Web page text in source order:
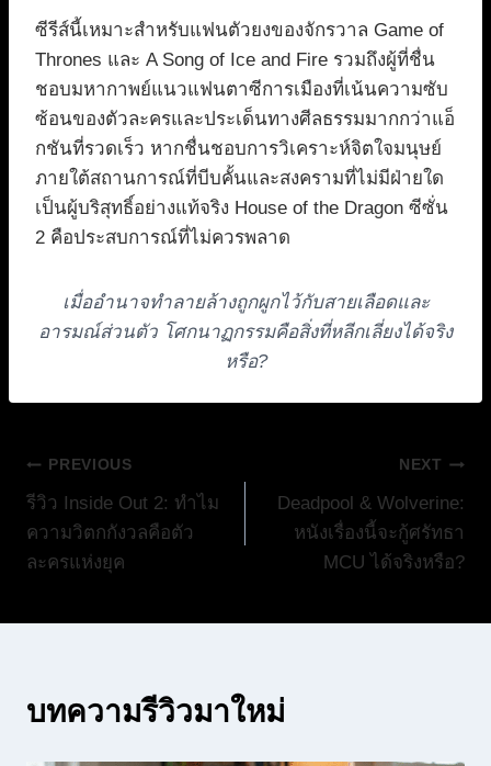
ซีรีส์นี้เหมาะสำหรับแฟนตัวยงของจักรวาล Game of
Thrones และ A Song of Ice and Fire รวมถึงผู้ที่ชื่น
ชอบมหากาพย์แนวแฟนตาซีการเมืองที่เน้นความซับ
ซ้อนของตัวละครและประเด็นทางศีลธรรมมากกว่าแอ็
กชันที่รวดเร็ว หากชื่นชอบการวิเคราะห์จิตใจมนุษย์
ภายใต้สถานการณ์ที่บีบคั้นและสงครามที่ไม่มีฝ่ายใด
เป็นผู้บริสุทธิ์อย่างแท้จริง House of the Dragon ซีซั่น
2 คือประสบการณ์ที่ไม่ควรพลาด
เมื่ออำนาจทำลายล้างถูกผูกไว้กับสายเลือดและ
อารมณ์ส่วนตัว โศกนาฏกรรมคือสิ่งที่หลีกเลี่ยงได้จริง
หรือ?
แนะแนว
เรื่อง
PREVIOUS
รีวิว Inside Out 2: ทำไม
ความวิตกกังวลคือตัว
ละครแห่งยุค
NEXT
Deadpool & Wolverine:
หนังเรื่องนี้จะกู้ศรัทธา
MCU ได้จริงหรือ?
บทความรีวิวมาใหม่